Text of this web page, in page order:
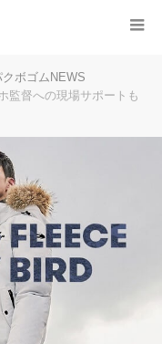
ボゴムNEWS
監督への現場サポートも